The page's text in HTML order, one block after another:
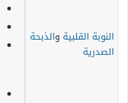
النوبة القلبية والذبحة
الصدرية